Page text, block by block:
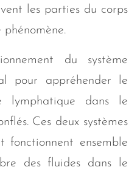
les parties du corps
phénomène.
du système
pour appréhender le
dans le
Ces deux systèmes
fonctionnent ensemble
des fluides dans le